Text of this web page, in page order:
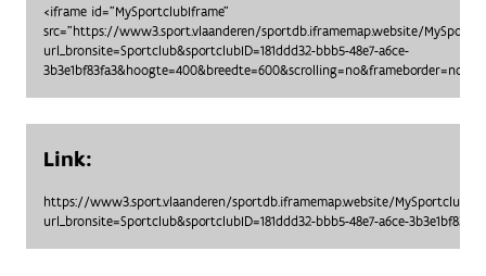
<iframe id="MySportclubIframe"
src="https://www3.sport.vlaanderen/sportdb.iframemap.website/
url_bronsite=Sportclub&sportclubID=181ddd32-bbb5-48e7-a6ce-
3b3e1bf83fa3&hoogte=400&breedte=600&scrolling=no&frameborder=no">
Link:
https://www3.sport.vlaanderen/sportdb.iframemap.website/
url_bronsite=Sportclub&sportclubID=181ddd32-bbb5-48e7-a6ce-